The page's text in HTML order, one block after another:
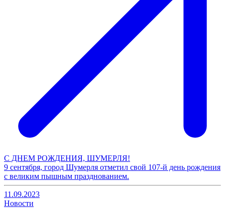
С ДНЕМ РОЖДЕНИЯ, ШУМЕРЛЯ!
9 сентября, город Шумерля отметил свой 107-й день рождения
с великим пышным празднованием.
11.09.2023
Новости